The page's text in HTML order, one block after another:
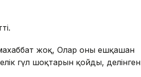
жоқ, Олар оны ешқашан
гүл шоқтарын қойды, делінген